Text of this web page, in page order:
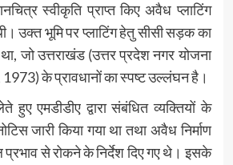
स्वीकृति प्राप्त किए अवैध प्लाटिंग
उक्त भूमि पर प्लाटिंग हेतु सीसी सड़क का
था, जो उत्तराखंड (उत्तर प्रदेश नगर योजना
के प्रावधानों का स्पष्ट उल्लंघन है।
हुए एमडीडीए द्वारा संबंधित व्यक्तियों के
जारी किया गया था तथा अवैध निर्माण
प्रभाव से रोकने के निर्देश दिए गए थे। इसके